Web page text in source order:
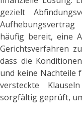
gezielt
häufig bereit, eine
Gerichtsverfahren
dass die
und keine Nachteile
versteckte
sorgfältig geprüft,